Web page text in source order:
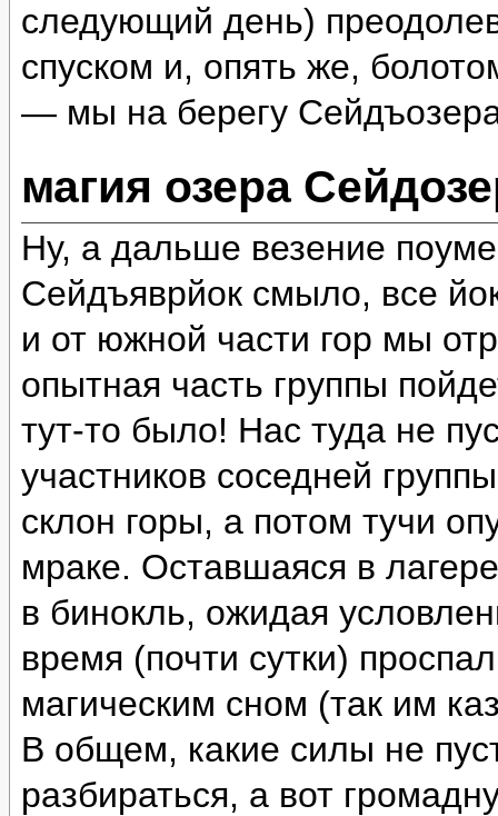
следующий день)
спуском и, опять же,
— мы на берегу
магия озера
Ну, а дальше везение
Сейдъяврйок смыло, все
и от южной части гор мы
опытная часть группы
тут-то было! Нас туда не
участников соседней
склон горы, а потом тучи
мраке. Оставшаяся в
в бинокль, ожидая
время (почти сутки)
магическим сном (так им
В общем, какие силы не
разбираться, а вот